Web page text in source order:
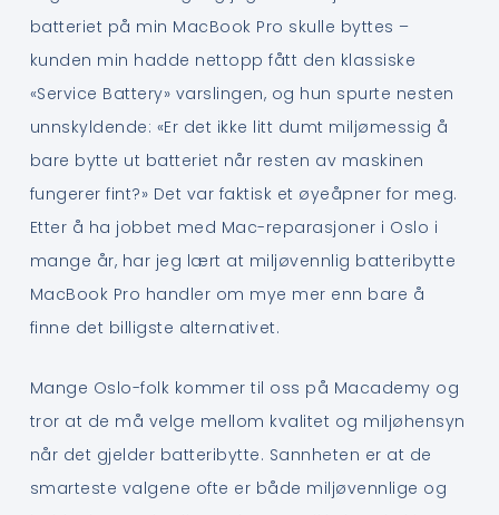
batteriet på min MacBook Pro skulle byttes –
kunden min hadde nettopp fått den klassiske
«Service Battery» varslingen, og hun spurte nesten
unnskyldende: «Er det ikke litt dumt miljømessig å
bare bytte ut batteriet når resten av maskinen
fungerer fint?» Det var faktisk et øyeåpner for meg.
Etter å ha jobbet med Mac-reparasjoner i Oslo i
mange år, har jeg lært at miljøvennlig batteribytte
MacBook Pro handler om mye mer enn bare å
finne det billigste alternativet.
Mange Oslo-folk kommer til oss på Macademy og
tror at de må velge mellom kvalitet og miljøhensyn
når det gjelder batteribytte. Sannheten er at de
smarteste valgene ofte er både miljøvennlige og